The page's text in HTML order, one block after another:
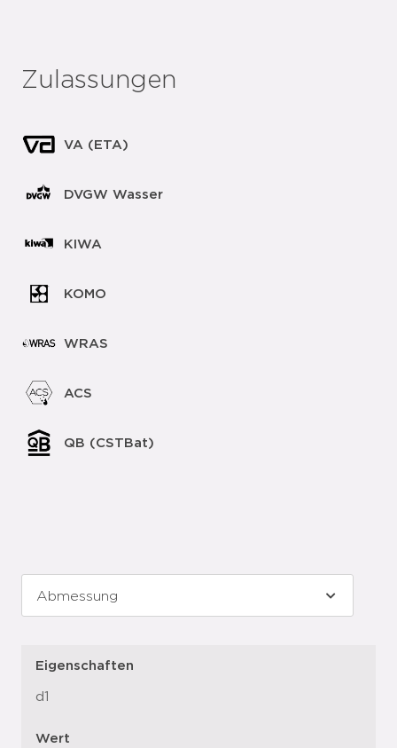
Zulassungen
VA (ETA)
DVGW Wasser
KIWA
KOMO
WRAS
ACS
QB (CSTBat)
Eigenschaften
d1
Wert